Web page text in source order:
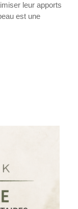
leur apports
est une